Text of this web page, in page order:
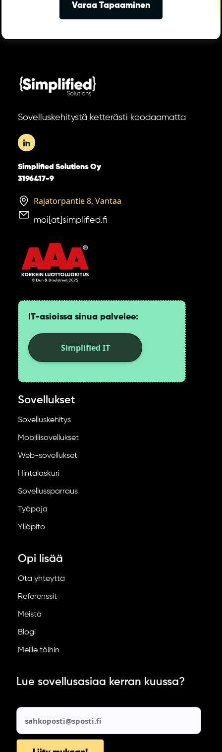
Varaa Tapaaminen
Sovelluskehitystä ketterästi koodaamatta
Simplified Solutions Oy
3196417-9
Rajatorpantie 8, Vantaa
moi[at]simplified.fi
IT-asioissa sinua palvelee:
Simplified IT
Sovellukset
Sovelluskehitys
Mobiilisovellukset
Web-sovellukset
Hintalaskuri
Sovellussparraus
Työpaja
Ylläpito
Opi lisää
Ota yhteyttä
Referenssit
Meistä
Blogi
Meille töihin
Lue sovellusasiaa kerran kuussa?